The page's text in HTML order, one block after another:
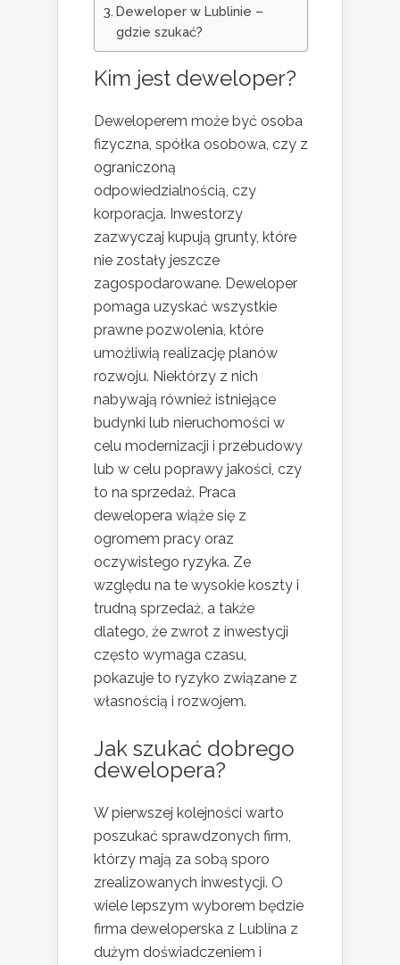
Deweloper w Lublinie –
gdzie szukać?
Kim jest deweloper?
Deweloperem może być osoba
fizyczna, spółka osobowa, czy z
ograniczoną
odpowiedzialnością, czy
korporacja. Inwestorzy
zazwyczaj kupują grunty, które
nie zostały jeszcze
zagospodarowane. Deweloper
pomaga uzyskać wszystkie
prawne pozwolenia, które
umożliwią realizację planów
rozwoju. Niektórzy z nich
nabywają również istniejące
budynki lub nieruchomości w
celu modernizacji i przebudowy
lub w celu poprawy jakości, czy
to na sprzedaż. Praca
dewelopera wiąże się z
ogromem pracy oraz
oczywistego ryzyka. Ze
względu na te wysokie koszty i
trudną sprzedaż, a także
dlatego, że zwrot z inwestycji
często wymaga czasu,
pokazuje to ryzyko związane z
własnością i rozwojem.
Jak szukać dobrego
dewelopera?
W pierwszej kolejności warto
poszukać sprawdzonych firm,
którzy mają za sobą sporo
zrealizowanych inwestycji. O
wiele lepszym wyborem będzie
firma deweloperska z Lublina z
dużym doświadczeniem i